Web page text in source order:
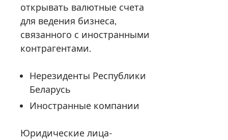
открывать валютные счета
для ведения бизнеса,
связанного с иностранными
контрагентами.
Нерезиденты Республики
Беларусь
Иностранные компании
Юридические лица-